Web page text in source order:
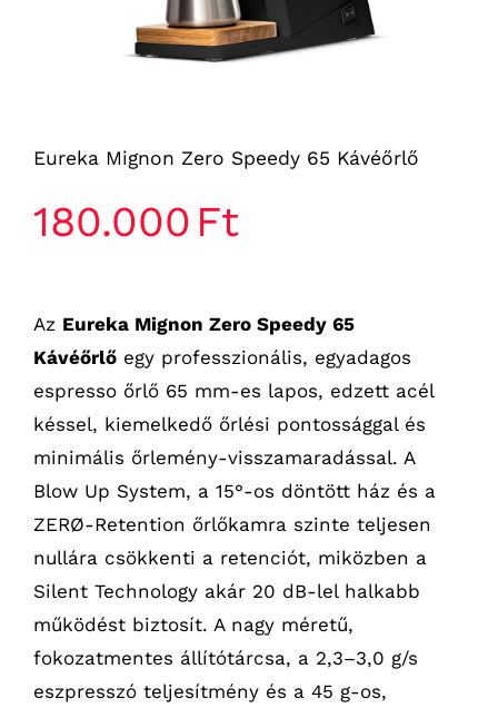
Eureka Mignon Zero Speedy 65 Kávéőrlő
180.000 Ft
Az Eureka Mignon Zero Speedy 65
Kávéőrlő egy professzionális, egyadagos
espresso őrlő 65 mm-es lapos, edzett acél
késsel, kiemelkedő őrlési pontossággal és
minimális őrlemény-visszamaradással. A
Blow Up System, a 15°-os döntött ház és a
ZERØ-Retention őrlőkamra szinte teljesen
nullára csökkenti a retenciót, miközben a
Silent Technology akár 20 dB-lel halkabb
működést biztosít. A nagy méretű,
fokozatmentes állítótárcsa, a 2,3–3,0 g/s
eszpresszó teljesítmény és a 45 g-os,